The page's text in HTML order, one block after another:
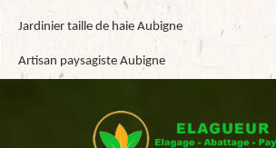
Jardinier taille de haie Aubigne
Artisan paysagiste Aubigne